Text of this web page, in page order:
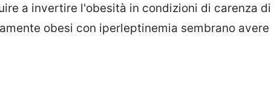
a invertire l'obesità in condizioni di carenza di
obesi con iperleptinemia sembrano avere